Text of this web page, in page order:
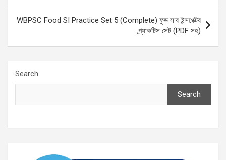
WBPSC Food SI Practice Set 5 (Complete) ফুড সাব ইন্সপেক্টর
প্র্যাকটিস সেট (PDF সহ)
Search
Search